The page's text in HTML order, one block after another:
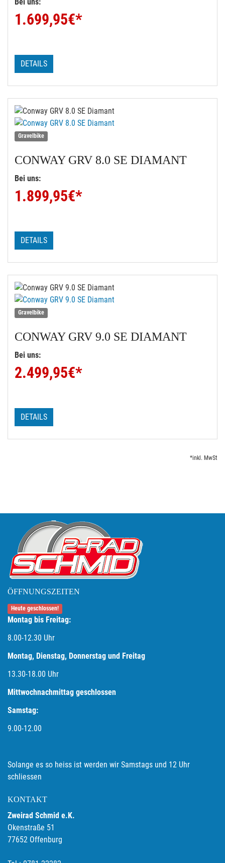
1.699,95€*
DETAILS
Gravelbike
CONWAYGRV 8.0 SE DIAMANT
Bei uns:
1.899,95€*
DETAILS
Gravelbike
CONWAYGRV 9.0 SE DIAMANT
Bei uns:
2.499,95€*
DETAILS
*inkl. MwSt
ÖFFNUNGSZEITEN
Heute geschlossen!
Montag bis Freitag:
8.00-12.30 Uhr
Montag, Dienstag, Donnerstag und Freitag
13.30-18.00 Uhr
Mittwochnachmittag geschlossen
Samstag:
9.00-12.00
Solange es so heiss ist werden wir Samstags und 12 Uhr
schliessen
KONTAKT
Zweirad Schmid e.K.
Okenstraße 51
77652 Offenburg